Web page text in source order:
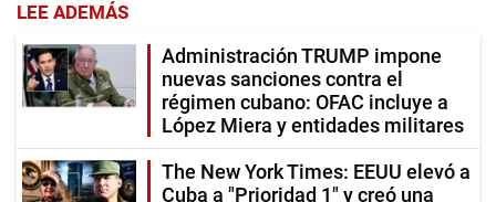
LEE ADEMÁS
Administración TRUMP impone
nuevas sanciones contra el
régimen cubano: OFAC incluye a
López Miera y entidades militares
The New York Times: EEUU elevó a
Cuba a "Prioridad 1" y creó una